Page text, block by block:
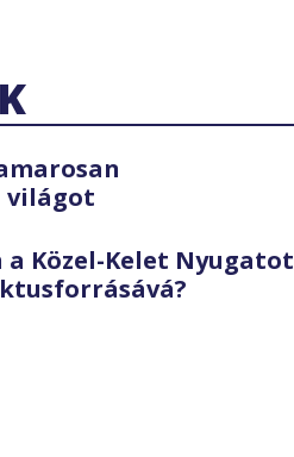
világot
Közel-Kelet Nyugatot